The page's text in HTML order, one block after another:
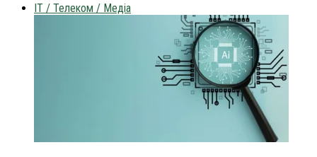
IT / Телеком / Медіа